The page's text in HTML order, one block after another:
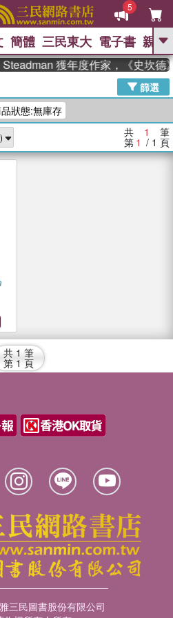
5
GO
高希均教授回憶錄
The Odyssey 、 父親節 、 如果歷
是一群喵 、
臺灣漫遊錄、 方念華 、 台灣的李
輝時代
數學女孩：黎曼猜想 、
大的迷走神經
簡體 三民東大 電子書 親子
獲年度作家，《史坎德
篩選
狀態:無庫存
共 1 筆
第 1 / 1 頁
共 1 筆
第 1 頁
三民圖書股份有限公司